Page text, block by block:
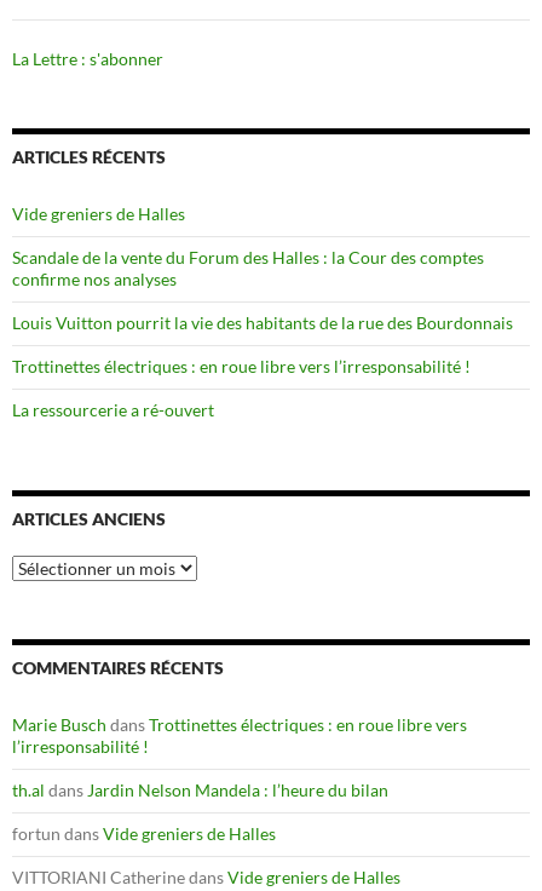
La Lettre : s'abonner
ARTICLES RÉCENTS
Vide greniers de Halles
Scandale de la vente du Forum des Halles : la Cour des comptes
confirme nos analyses
Louis Vuitton pourrit la vie des habitants de la rue des Bourdonnais
Trottinettes électriques : en roue libre vers l’irresponsabilité !
La ressourcerie a ré-ouvert
ARTICLES ANCIENS
Articles
anciens
COMMENTAIRES RÉCENTS
Marie Busch dansTrottinettes électriques : en roue libre vers
l’irresponsabilité !
th.al dans Jardin Nelson Mandela : l’heure du bilan
fortun dansVide greniers de Halles
VITTORIANI CatherinedansVide greniers de Halles